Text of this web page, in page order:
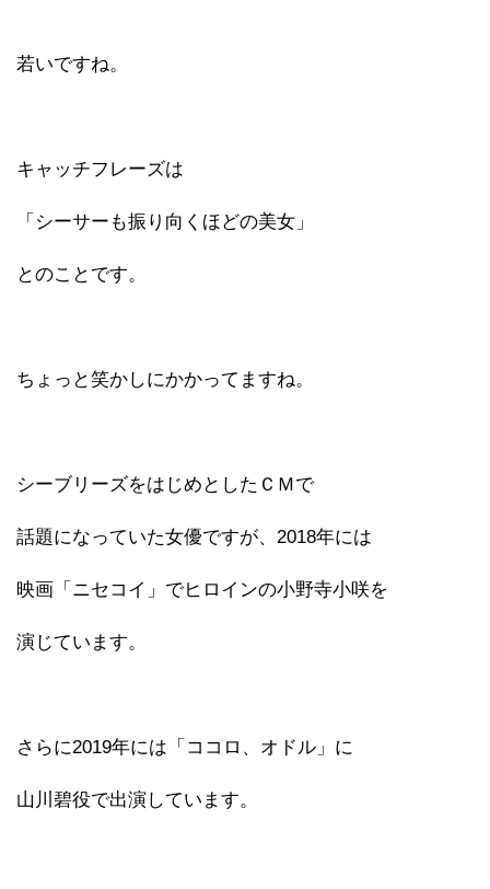
若いですね。
キャッチフレーズは
「シーサーも振り向くほどの美女」
とのことです。
ちょっと笑かしにかかってますね。
シーブリーズをはじめとしたＣＭで
話題になっていた女優ですが、2018年には
映画「ニセコイ」でヒロインの小野寺小咲を
演じています。
さらに2019年には「ココロ、オドル」に
山川碧役で出演しています。